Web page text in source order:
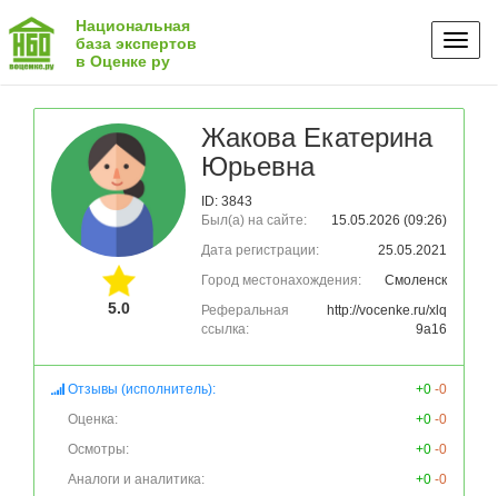
Национальная
база экспертов
в Оценке ру
5.0
Жакова Екатерина
Юрьевна
ID: 3843
Был(а) на сайте:
15.05.2026 (09:26)
Дата регистрации:
25.05.2021
Город местонахождения:
Смоленск
Реферальная
ссылка:
http://vocenke.ru/xlq
9a16
Отзывы (исполнитель): +0 -0
Оценка:
+0 -0
Осмотры:
+0 -0
Аналоги и аналитика:
+0 -0